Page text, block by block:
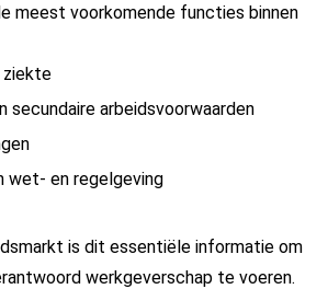
meest voorkomende functies binnen
ziekte
secundaire arbeidsvoorwaarden
wet- en regelgeving
is dit essentiële informatie om
werkgeverschap te voeren.